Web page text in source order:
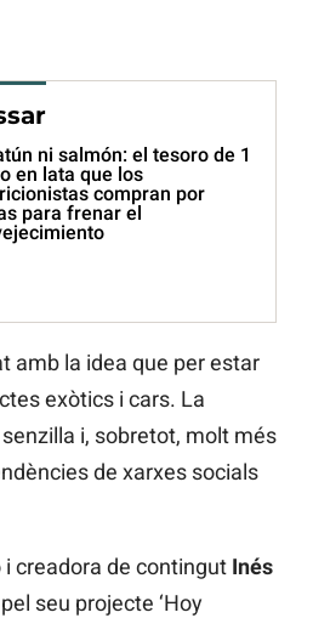
ni salmón: el tesoro de 1
en lata que los
compran por
para frenar el
amb la idea que per estar
exòtics i cars. La
i, sobretot, molt més
de xarxes socials
i creadora de contingut Inés
seu projecte ‘Hoy